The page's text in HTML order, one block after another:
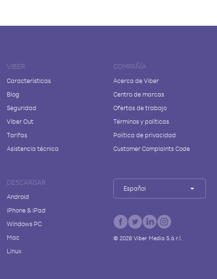
VIBER
Características
Blog
Seguridad
Viber Out
Tarifas
Asistencia técnica
COMPAÑÍA
Acerca de Viber
Centro de marcas
Ofertas de trabajo
Términos y políticas
Política de privacidad
Customer Complaints Code
DESCARGAR
Android
iPhone & iPad
Windows PC
Mac
Linux
Español
© 2026Viber Media S.à r.l.